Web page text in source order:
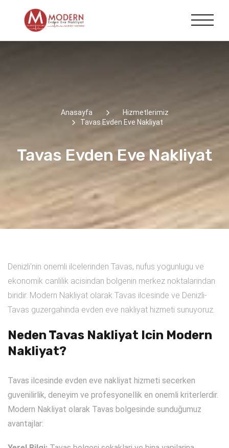
Anasayfa
Hizmetlerimiz
Tavas Evden Eve Nakliyat
Tavas Evden Eve Nakliyat
Denizli'nin onemli ilcelerinden Tavas, nufus yogunlugu ve
ekonomik canlilik acisindan bolgenin merkez noktalarindan
biridir. Modern Nakliyat olarak Tavas ilcesinde ve Denizli-
Tavas guzergahinda evden eve nakliyat hizmeti sunuyoruz.
Neden Tavas Nakliyat Icin Modern
Nakliyat?
Tavas ilcesinde evden eve nakliyat hizmeti secerken
guvenilirlik, deneyim ve profesyonellik en onemli kriterlerdir.
Modern Nakliyat olarak Tavas bolgesinde sunduğumuz
avantajlar: